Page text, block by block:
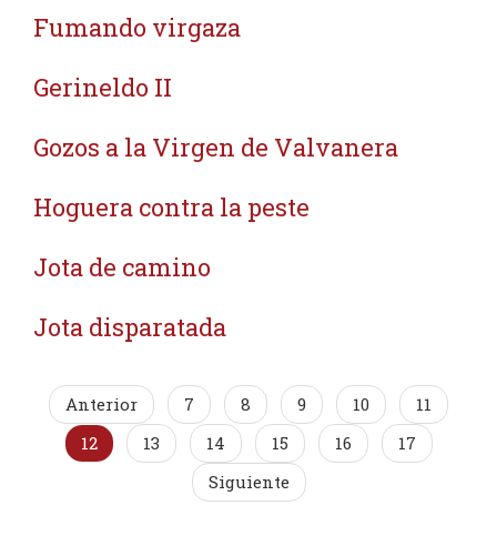
Fumando virgaza
Gerineldo II
Gozos a la Virgen de Valvanera
Hoguera contra la peste
Jota de camino
Jota disparatada
Anterior 7 8 9 10
11
12
13 14 15 16
17
Siguiente